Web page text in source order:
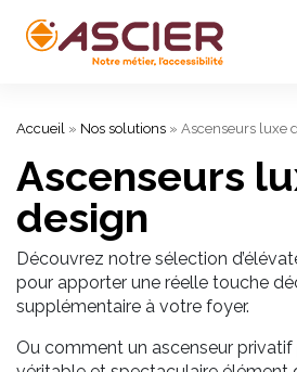
Accueil » Nos solutions » Ascenseurs luxe
Ascenseurs
design
Découvrez notre sélection
pour apporter une réelle touche
supplémentaire à votre foyer.
Ou comment un ascenseur privatif